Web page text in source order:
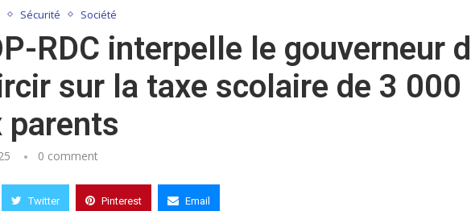
Sécurité Société
RDC interpelle le gouverneur
sur la taxe scolaire de 3 000
parents
0 comment
Twitter Pinterest Email